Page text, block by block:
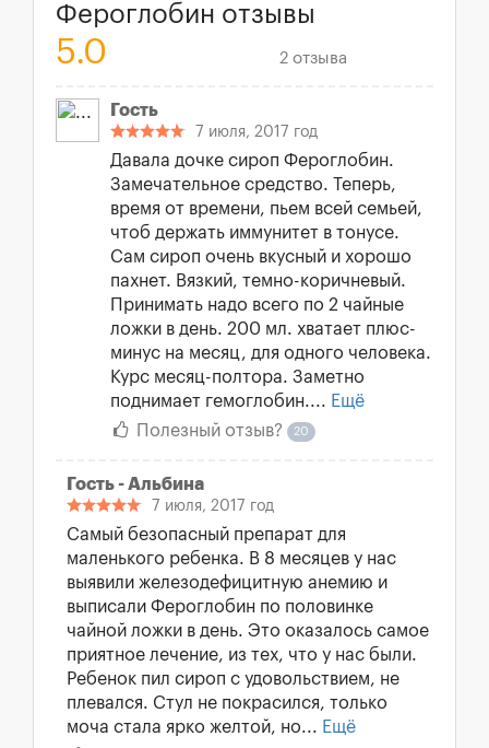
Фероглобин отзывы
5.0 2 отзыва
Гость
7 июля, 2017 год
Давала дочке сироп Фероглобин.
Замечательное средство. Теперь,
время от времени, пьем всей семьей,
чтоб держать иммунитет в тонусе.
Сам сироп очень вкусный и хорошо
пахнет. Вязкий, темно-коричневый.
Принимать надо всего по 2 чайные
ложки в день. 200 мл. хватает плюс-
минус на месяц, для одного человека.
Курс месяц-полтора. Заметно
поднимает гемоглобин.... Ещё
Полезный отзыв?
20
Гость - Альбина
7 июля, 2017 год
Самый безопасный препарат для
маленького ребенка. В 8 месяцев у нас
выявили железодефицитную анемию и
выписали Фероглобин по половинке
чайной ложки в день. Это оказалось самое
приятное лечение, из тех, что у нас были.
Ребенок пил сироп с удовольствием, не
плевался. Стул не покрасился, только
моча стала ярко желтой, но... Ещё